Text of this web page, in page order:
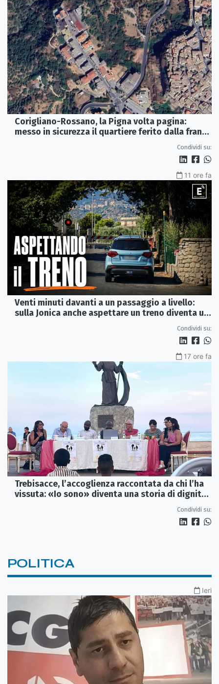
Corigliano-Rossano, la Pigna volta pagina:
messo in sicurezza il quartiere ferito dalla frana
Condividi su:
11 ore fa
Venti minuti davanti a un passaggio a livello:
sulla Jonica anche aspettare un treno diventa un
Condividi su:
17 ore fa
Trebisacce, l’accoglienza raccontata da chi l’ha
vissuta: «Io sono» diventa una storia di dignità
Condividi su:
POLITICA
Ieri